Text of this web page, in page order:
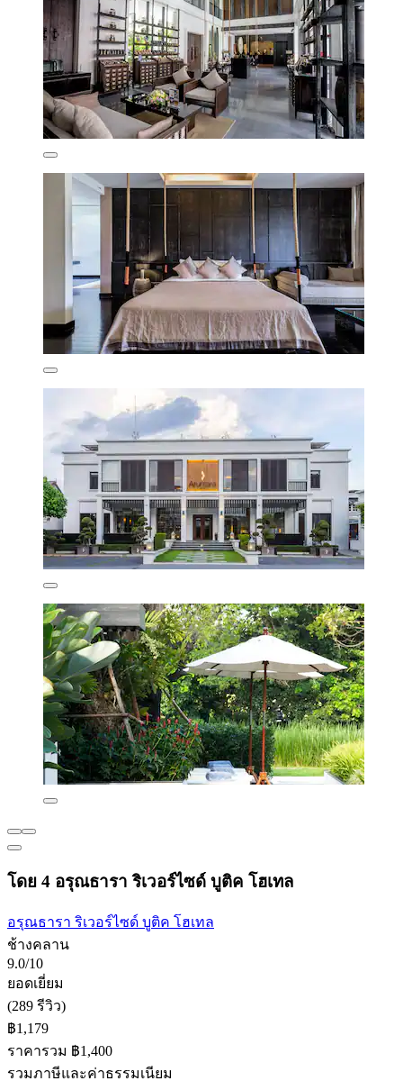
โดย 4 อรุณธารา ริเวอร์ไซด์ บูติค โฮเทล
อรุณธารา ริเวอร์ไซด์ บูติค โฮเทล
ช้างคลาน
9.0/10
ยอดเยี่ยม
(289 รีวิว)
฿1,179
ราคารวม ฿1,400
รวมภาษีและค่าธรรมเนียม